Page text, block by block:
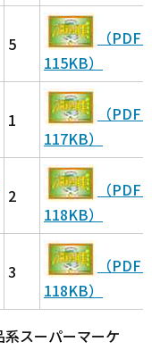
5
（PDF
115KB）
1
（PDF
117KB）
2
（PDF
118KB）
3
（PDF
118KB）
スーパーマーケ